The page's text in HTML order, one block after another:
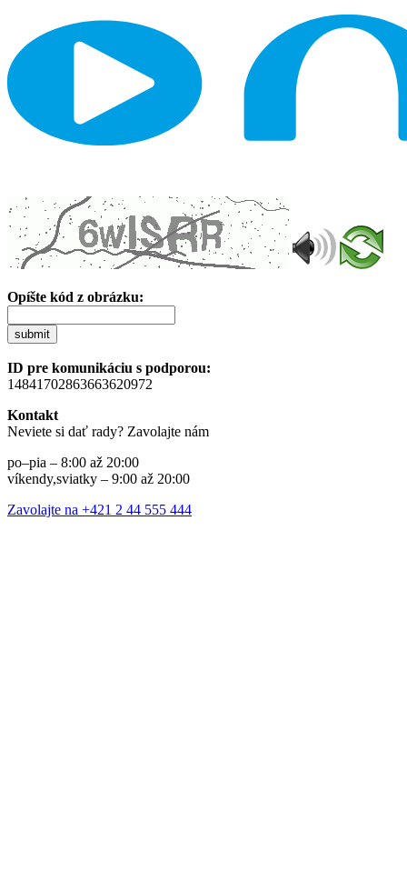
Opíšte kód z obrázku:
submit
ID pre komunikáciu s podporou:
14841702863663620972
Kontakt
Neviete si dať rady? Zavolajte nám
po–pia – 8:00 až 20:00
víkendy,sviatky – 9:00 až 20:00
Zavolajte na +421 2 44 555 444